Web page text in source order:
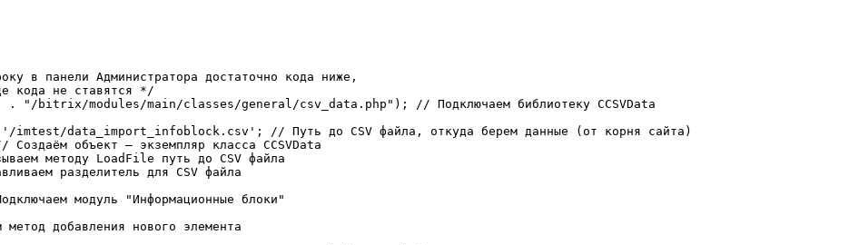
в панели Администратора достаточно кода ниже,
кода не ставятся */
. "/bitrix/modules/main/classes/general/csv_data.php"); // Подключаем библиотеку CCSVData
imtest/data_import_infoblock.csv'; // Путь до CSV файла, откуда берем данные (от корня сайта)
объект – экземпляр класса CCSVData
методу LoadFile путь до CSV файла
разделитель для CSV файла
модуль "Информационные блоки"
добавления нового элемента